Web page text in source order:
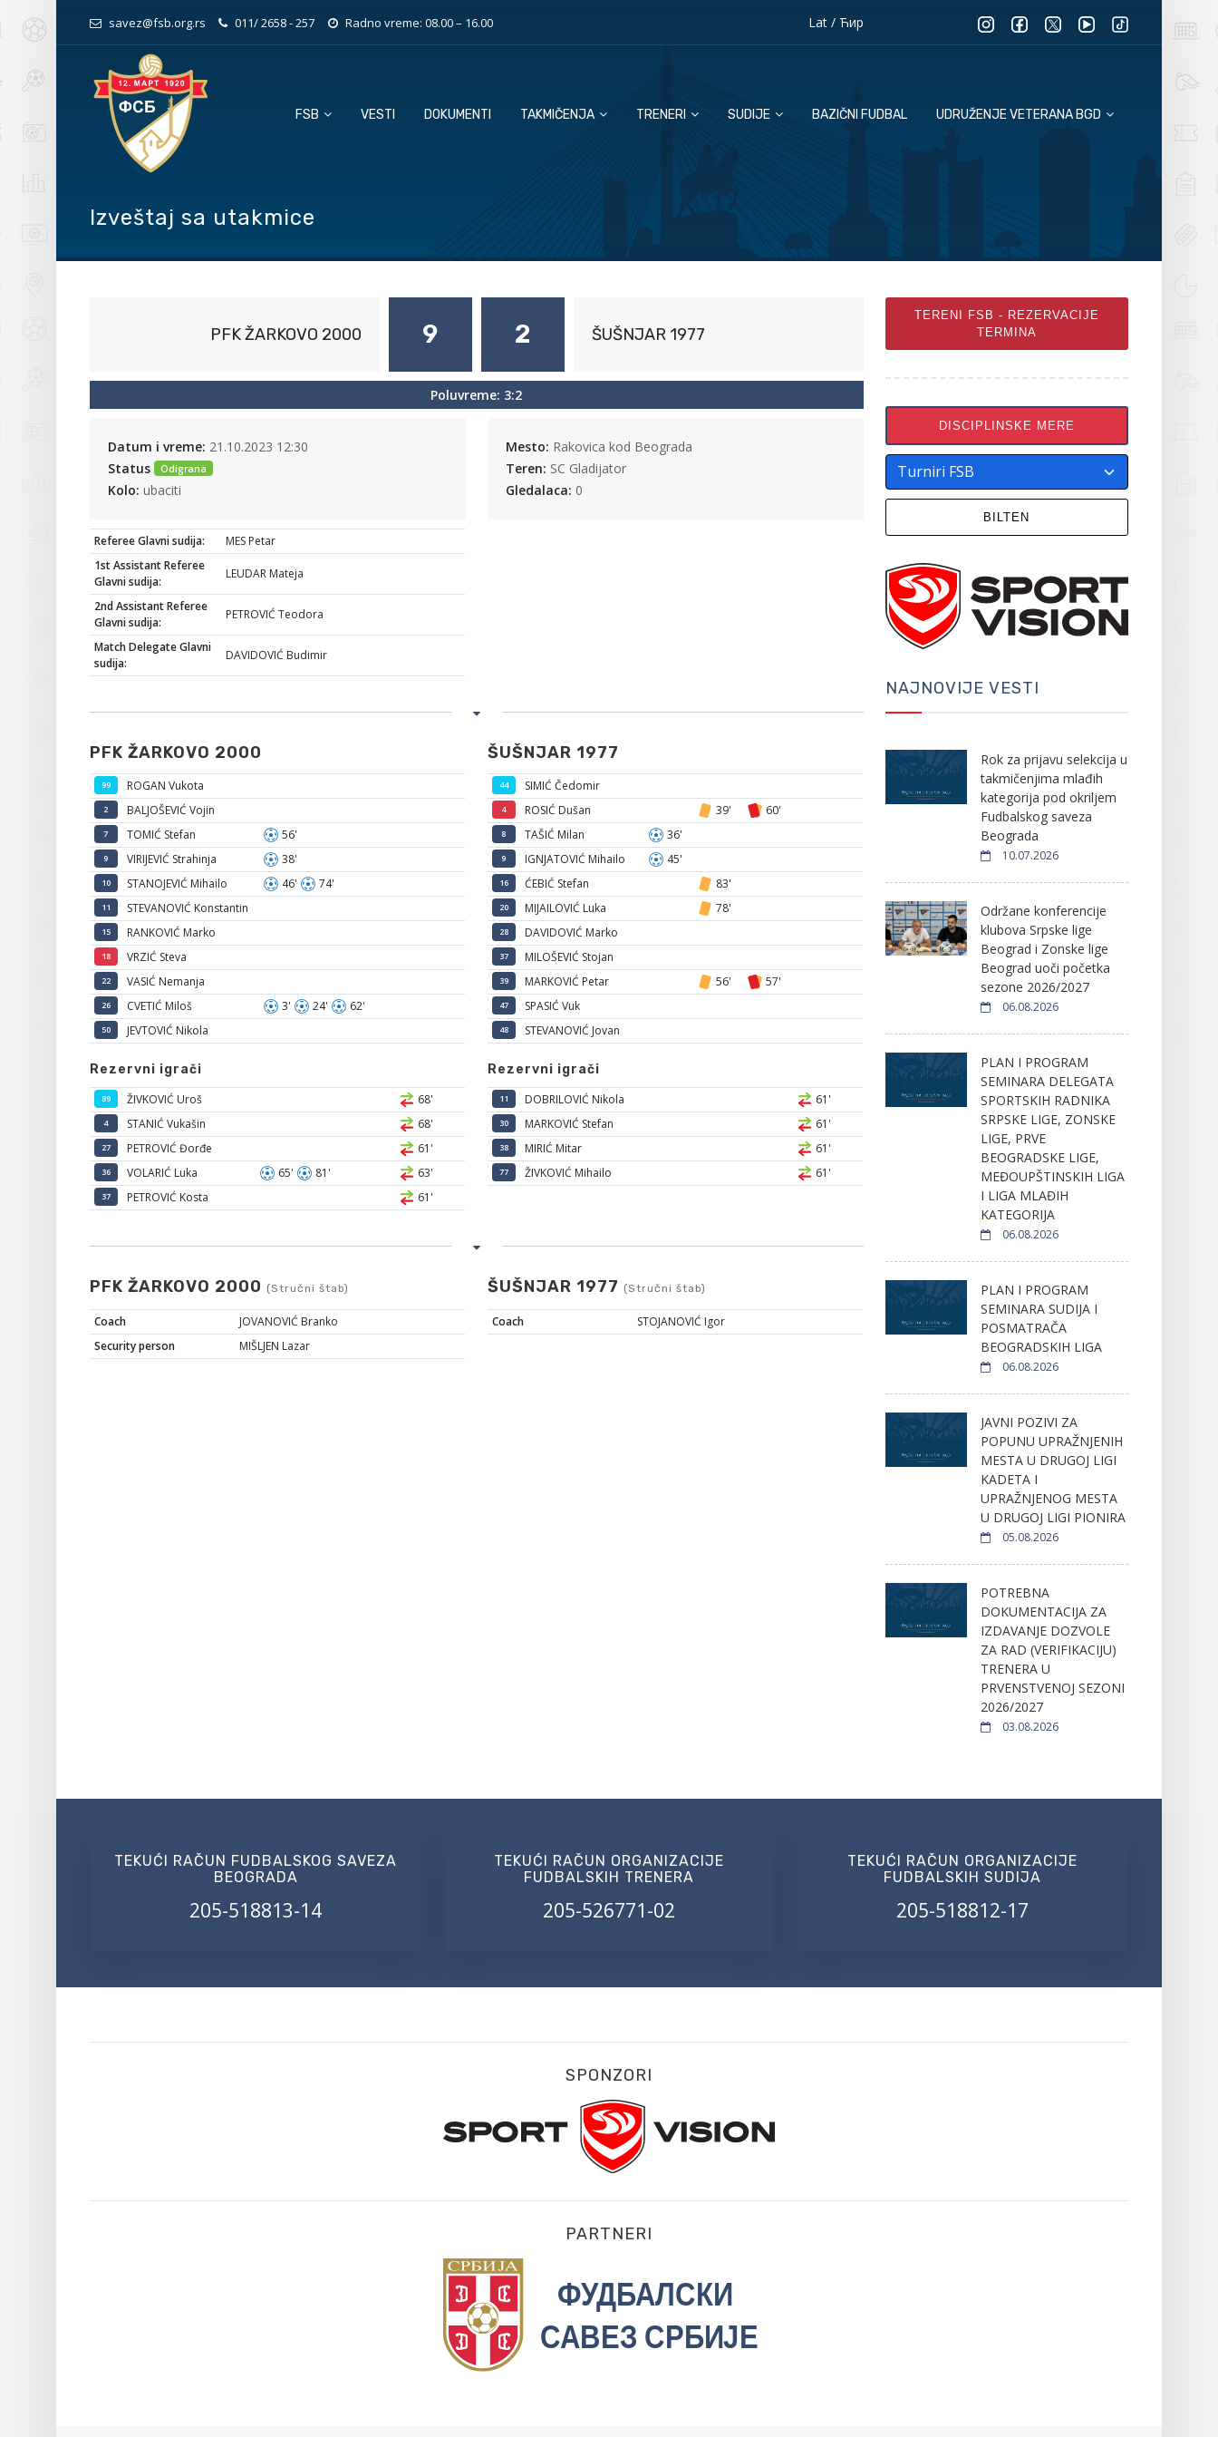
savez@fsb.org.rs 011/ 2658 - 257 Radno vreme: 08.00 – 16.00 Lat/ Ћир
FSB VESTI DOKUMENTI TAKMIČENJA TRENERI SUDIJE BAZIČNI FUDBAL UDRUŽENJE VETERANA BGD
Izveštaj sa utakmice
PFK ŽARKOVO 2000 9 2 ŠUŠNJAR 1977
Poluvreme: 3:2
Datum i vreme: 21.10.2023 12:30
Status
Odigrana
Kolo: ubaciti
Mesto: Rakovica kod Beograda
Teren: SC Gladijator
Gledalaca: 0
Referee Glavni sudija:
MES Petar
1st Assistant Referee
Glavni sudija:
LEUDAR Mateja
2nd Assistant Referee
Glavni sudija:
PETROVIĆ Teodora
Match Delegate Glavni
sudija:
DAVIDOVIĆ Budimir
PFK ŽARKOVO 2000
99 ROGAN Vukota
2 BALJOŠEVIĆ Vojin
7 TOMIĆ Stefan 56'
9 VIRIJEVIĆ Strahinja 38'
10 STANOJEVIĆ Mihailo 46' 74'
11 STEVANOVIĆ Konstantin
15 RANKOVIĆ Marko
18 VRZIĆ Steva
22 VASIĆ Nemanja
26 CVETIĆ Miloš 3' 24' 62'
50 JEVTOVIĆ Nikola
Rezervni igrači
89 ŽIVKOVIĆ Uroš 68'
4 STANIĆ Vukašin 68'
27 PETROVIĆ Đorđe 61'
36 VOLARIĆ Luka 65' 81' 63'
37 PETROVIĆ Kosta 61'
ŠUŠNJAR 1977
44 SIMIĆ Čedomir
4 ROSIĆ Dušan 39' 60'
8 TAŠIĆ Milan 36'
9 IGNJATOVIĆ Mihailo 45'
16 ĆEBIĆ Stefan 83'
20 MIJAILOVIĆ Luka 78'
28 DAVIDOVIĆ Marko
37 MILOŠEVIĆ Stojan
39 MARKOVIĆ Petar 56' 57'
47 SPASIĆ Vuk
48 STEVANOVIĆ Jovan
Rezervni igrači
11 DOBRILOVIĆ Nikola 61'
30 MARKOVIĆ Stefan 61'
38 MIRIĆ Mitar 61'
77 ŽIVKOVIĆ Mihailo 61'
PFK ŽARKOVO 2000 (Stručni štab)
Coach
JOVANOVIĆ Branko
Security person
MIŠLJEN Lazar
ŠUŠNJAR 1977 (Stručni štab)
Coach STOJANOVIĆ Igor
TERENI FSB - REZERVACIJE
TERMINA
DISCIPLINSKE MERE
BILTEN
NAJNOVIJE VESTI
Rok za prijavu selekcija u
takmičenjima mlađih
kategorija pod okriljem
Fudbalskog saveza
Beograda
10.07.2026
Održane konferencije
klubova Srpske lige
Beograd i Zonske lige
Beograd uoči početka
sezone 2026/2027
06.08.2026
PLAN I PROGRAM
SEMINARA DELEGATA
SPORTSKIH RADNIKA
SRPSKE LIGE, ZONSKE
LIGE, PRVE
BEOGRADSKE LIGE,
MEĐOUPŠTINSKIH LIGA
I LIGA MLAĐIH
KATEGORIJA
06.08.2026
PLAN I PROGRAM
SEMINARA SUDIJA I
POSMATRAČA
BEOGRADSKIH LIGA
06.08.2026
JAVNI POZIVI ZA
POPUNU UPRAŽNJENIH
MESTA U DRUGOJ LIGI
KADETA I
UPRAŽNJENOG MESTA
U DRUGOJ LIGI PIONIRA
05.08.2026
POTREBNA
DOKUMENTACIJA ZA
IZDAVANJE DOZVOLE
ZA RAD (VERIFIKACIJU)
TRENERA U
PRVENSTVENOJ SEZONI
2026/2027
03.08.2026
TEKUĆI RAČUN FUDBALSKOG SAVEZA
BEOGRADA
205-518813-14
TEKUĆI RAČUN ORGANIZACIJE
FUDBALSKIH TRENERA
205-526771-02
TEKUĆI RAČUN ORGANIZACIJE
FUDBALSKIH SUDIJA
205-518812-17
SPONZORI
PARTNERI